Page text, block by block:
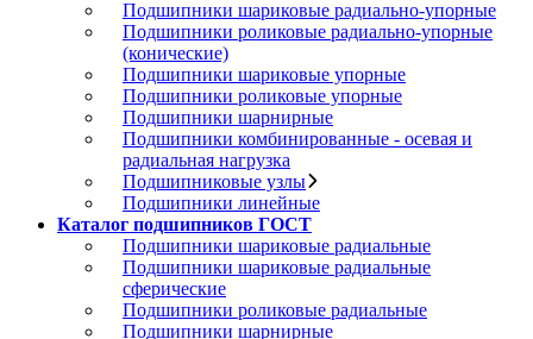
Подшипники шариковые радиально-упорные
Подшипники роликовые радиально-упорные
(конические)
Подшипники шариковые упорные
Подшипники роликовые упорные
Подшипники шарнирные
Подшипники комбинированные - осевая и
радиальная нагрузка
Подшипниковые узлы
Подшипники линейные
Каталог подшипников ГОСТ
Подшипники шариковые радиальные
Подшипники шариковые радиальные
сферические
Подшипники роликовые радиальные
Подшипники шарнирные